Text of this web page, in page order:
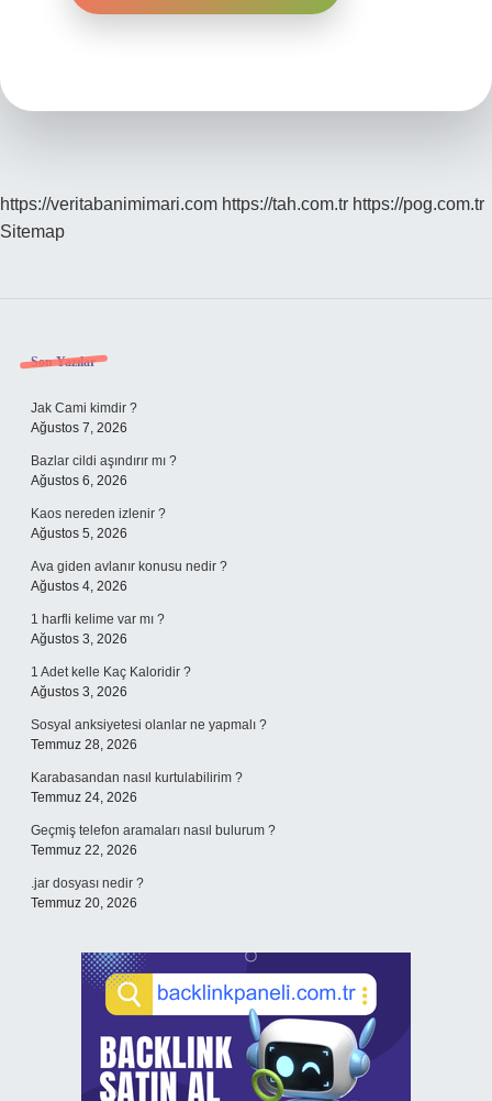
https://veritabanimimari.com https://tah.com.tr https://pog.com.tr
Sitemap
Sidebar
Son Yazılar
Jak Cami kimdir ?
Ağustos 7, 2026
Bazlar cildi aşındırır mı ?
Ağustos 6, 2026
Kaos nereden izlenir ?
Ağustos 5, 2026
Ava giden avlanır konusu nedir ?
Ağustos 4, 2026
1 harfli kelime var mı ?
Ağustos 3, 2026
1 Adet kelle Kaç Kaloridir ?
Ağustos 3, 2026
Sosyal anksiyetesi olanlar ne yapmalı ?
Temmuz 28, 2026
Karabasandan nasıl kurtulabilirim ?
Temmuz 24, 2026
Geçmiş telefon aramaları nasıl bulurum ?
Temmuz 22, 2026
.jar dosyası nedir ?
Temmuz 20, 2026